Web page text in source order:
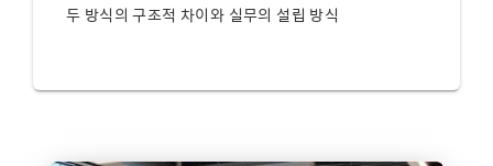
두 방식의 구조적 차이와 실무의 설립 방식